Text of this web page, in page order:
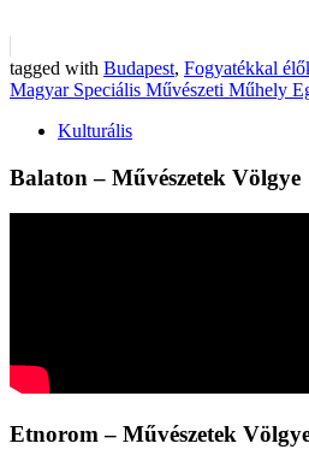
tagged with Budapest, Fogyatékkal
Magyar Speciális Művészeti Műhely
Kulturális
Balaton – Művészetek Völgye
Etnorom – Művészetek